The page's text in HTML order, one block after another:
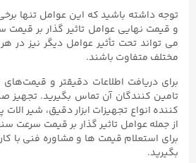
توجه داشته باشید که این عوامل تنها
می تواند تحت تأثیر عوامل دیگر نیز در هر
مختلف متفاوت باشند.
برای دریافت اطلاعات دقیقتر و
تامین کنندگان آن تماس بگیرید. تجهیز
کننده انواع تجهیزات ابزار دقیق، شیر الات
برای استعلام قیمت ها و مشاوره فنی با
بگیرید.